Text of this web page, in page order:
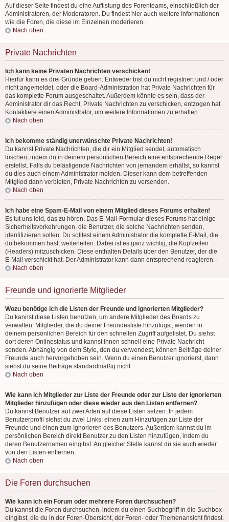
Auf dieser Seite findest du eine Auflistung des Forenteams, einschließlich der
Administratoren, der Moderatoren. Du findest hier auch weitere Informationen
wie die Foren, die diese im Einzelnen moderieren.
Nach oben
Private Nachrichten
Ich kann keine Privaten Nachrichten verschicken!
Hierfür kann es drei Gründe geben: Entweder bist du nicht registriert und / oder
nicht angemeldet, oder die Board-Administration hat Private Nachrichten für
das komplette Forum ausgeschaltet. Außerdem könnte es sein, dass der
Administrator dir das Recht, Private Nachrichten zu verschicken, entzogen hat.
Kontaktiere einen Administrator, um weitere Informationen zu erhalten.
Nach oben
Ich bekomme ständig unerwünschte Private Nachrichten!
Du kannst Private Nachrichten, die dir ein Mitglied sendet, automatisch
löschen, indem du in deinem persönlichen Bereich eine entsprechende Regel
erstellst. Falls du belästigende Nachrichten von jemandem erhältst, so kannst
du dies auch einem Administrator melden. Dieser kann dem betreffenden
Mitglied dann verbieten, Private Nachrichten zu versenden.
Nach oben
Ich habe eine Spam-E-Mail von einem Mitglied dieses Forums erhalten!
Es tut uns leid, das zu hören. Das E-Mail-Formular dieses Forums hat einige
Sicherheitsvorkehrungen, die Benutzer, die solche Nachrichten senden,
identifizieren sollen. Du solltest einem Administrator die komplette E-Mail, die
du bekommen hast, weiterleiten. Dabei ist es ganz wichtig, die Kopfzeilen
(Headers) mitzuschicken. Diese enthalten Details über den Benutzer, der die
E-Mail verschickt hat. Der Administrator kann dann entsprechend reagieren.
Nach oben
Freunde und ignorierte Mitglieder
Wozu benötige ich die Listen der Freunde und ignorierten Mitglieder?
Du kannst diese Listen benutzen, um andere Mitglieder des Boards zu
verwalten. Mitglieder, die du deiner Freundesliste hinzufügst, werden in
deinem persönlichen Bereich für den schnellen Zugriff aufgelistet. Du siehst
dort deren Onlinestatus und kannst ihnen schnell eine Private Nachricht
senden. Abhängig von dem Style, den du verwendest, können Beiträge deiner
Freunde auch hervorgehoben sein. Wenn du einen Benutzer ignorierst, dann
siehst du seine Beiträge standardmäßig nicht.
Nach oben
Wie kann ich Mitglieder zur Liste der Freunde oder zur Liste der ignorierten
Mitglieder hinzufügen oder diese wieder aus den Listen entfernen?
Du kannst Benutzer auf zwei Arten auf diese Listen setzen: In jedem
Benutzerprofil siehst du zwei Links: einen zum Hinzufügen zur Liste der
Freunde und einen zum Ignorieren des Benutzers. Außerdem kannst du im
persönlichen Bereich direkt Benutzer zu den Listen hinzufügen, indem du
deren Benutzernamen eingibst. An gleicher Stelle kannst du sie auch wieder
von den Listen entfernen.
Nach oben
Die Foren durchsuchen
Wie kann ich ein Forum oder mehrere Foren durchsuchen?
Du kannst die Foren durchsuchen, indem du einen Suchbegriff in die Suchbox
eingibst, die du in der Foren-Übersicht, der Foren- oder Themenansicht findest.